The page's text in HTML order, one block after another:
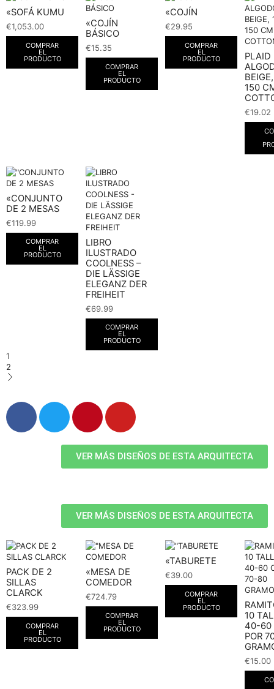
«SOFÁ KUMU
€1,053.00
COMPRAR
EL
PRODUCTO
«COJÍN
BÁSICO
€15.35
COMPRAR
EL
PRODUCTO
«COJÍN
€29.95
COMPRAR
EL
PRODUCTO
PLAID
150
€19.02
«CONJUNTO
DE 2 MESAS
€119.99
COMPRAR
EL
PRODUCTO
LIBRO
ILUSTRADO
COOLNESS –
DIE LÄSSIGE
ELEGANZ DER
FREIHEIT
€69.99
COMPRAR
EL
PRODUCTO
1
2
VER MÁS DISEÑOS DE ESTA ARQUITECTA
VER MÁS DISEÑOS DE ESTA ARQUITECTA
PACK DE 2
SILLAS
CLARCK
€323.99
COMPRAR
EL
PRODUCTO
«MESA DE
COMEDOR
€724.79
COMPRAR
EL
PRODUCTO
«TABURETE
€39.00
COMPRAR
EL
PRODUCTO
10
40-60
POR
€15.00